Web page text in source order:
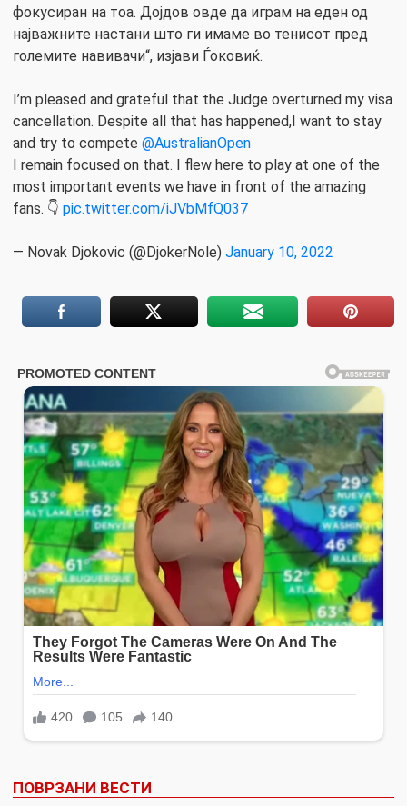
фокусиран на тоа. Дојдов овде да играм на еден од
најважните настани што ги имаме во тенисот пред
големите навивачи“, изјави Ѓоковиќ.
I’m pleased and grateful that the Judge overturned my visa
cancellation. Despite all that has happened,I want to stay
and try to compete @AustralianOpen
I remain focused on that. I flew here to play at one of the
most important events we have in front of the amazing
fans. 👇 pic.twitter.com/iJVbMfQ037
— Novak Djokovic (@DjokerNole) January 10, 2022
ПОВРЗАНИ ВЕСТИ